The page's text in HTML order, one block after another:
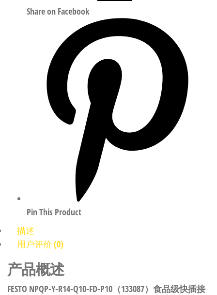
Share on Facebook
Pin This Product
描述
用户评价 (0)
产品概述
FESTO NPQP-Y-R14-Q10-FD-P10（133087）食品级快插接